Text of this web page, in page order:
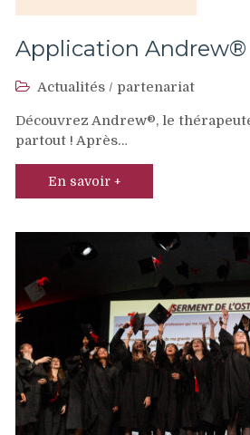
Application Andrew®
Actualités / partenariat
Découvrez Andrew®, le
partout ! Après…
En savoir +